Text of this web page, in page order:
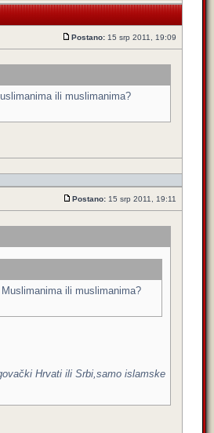
Postano: 15 srp 2011, 19:09
ili muslimanima?
Postano: 15 srp 2011, 19:11
ili muslimanima?
Hrvati ili Srbi,samo islamske